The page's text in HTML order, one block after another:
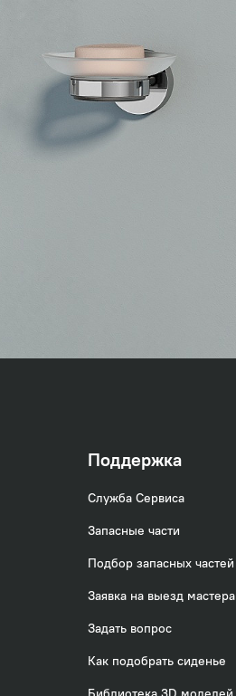
Поддержка
Служба Сервиса
Запасные части
Подбор запасных частей
Заявка на выезд мастера
Задать вопрос
Как подобрать сиденье